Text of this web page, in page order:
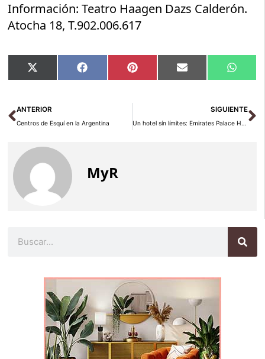
Información: Teatro Haagen Dazs Calderón.
Atocha 18, T.902.006.617
Compartir
en
X
(Twitter)
Compartir
en
Facebook Compartir
en
Pinterest Compartir
en
Email
en
Ant
ANTERIOR
Centros de Esquí en la Argentina
SIGUIENTE
Un hotel sín límites: Emirates Palace Hotel
MyR